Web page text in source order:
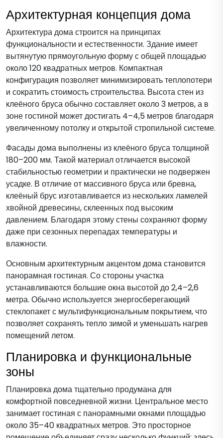
Архитектурная концепция дома
Архитектура дома строится на принципах
функциональности и естественности. Здание имеет
вытянутую прямоугольную форму с общей площадью
около 120 квадратных метров. Компактная
конфигурация позволяет минимизировать теплопотери
и сократить стоимость строительства. Высота стен из
клеёного бруса обычно составляет около 3 метров, а в
зоне гостиной может достигать 4–4,5 метров благодаря
увеличенному потолку и открытой стропильной системе.
Фасады дома выполнены из клеёного бруса толщиной
180–200 мм. Такой материал отличается высокой
стабильностью геометрии и практически не подвержен
усадке. В отличие от массивного бруса или бревна,
клеёный брус изготавливается из нескольких ламелей
хвойной древесины, склеенных под высоким
давлением. Благодаря этому стены сохраняют форму
даже при сезонных перепадах температуры и
влажности.
Основным архитектурным акцентом дома становится
панорамная гостиная. Со стороны участка
устанавливаются большие окна высотой до 2,4–2,6
метра. Обычно используется энергосберегающий
стеклопакет с мультифункциональным покрытием, что
позволяет сохранять тепло зимой и уменьшать нагрев
помещений летом.
Планировка и функциональные
зоны
Планировка дома тщательно продумана для
комфортной повседневной жизни. Центральное место
занимает гостиная с панорамными окнами площадью
около 35–40 квадратных метров. Это просторное